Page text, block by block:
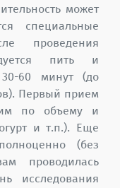
может
специальные
проведения
пить и
60 минут (до
Первый прием
по объему и
и т.п.). Еще
(без
проводилась
исследования